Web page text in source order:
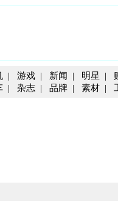
| 游戏 | 新闻 | 明星 |
| 杂志 | 品牌 | 素材 |